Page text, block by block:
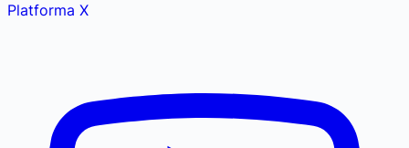
Platforma X